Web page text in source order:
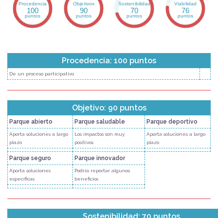
Procedencia
100
puntos
Objetivos
90
puntos
Sostenibilidad
70
puntos
Viabilidad
76
puntos
Procedencia: 100 puntos
De un proceso participativo
Objetivo: 90 puntos
Parque abierto Parque saludable Parque deportivo
Aporta soluciones a largo
plazo
Los impactos son muy
positivos
Aporta soluciones a largo
plazo
Parque seguro Parque innovador
Aporta soluciones
específicas
Podría reportar algunos
beneficios